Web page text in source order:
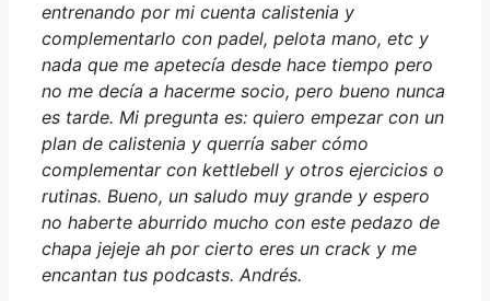
entrenando por mi cuenta calistenia y
complementarlo con padel, pelota mano, etc y
nada que me apetecía desde hace tiempo pero
no me decía a hacerme socio, pero bueno nunca
es tarde. Mi pregunta es: quiero empezar con un
plan de calistenia y querría saber cómo
complementar con kettlebell y otros ejercicios o
rutinas. Bueno, un saludo muy grande y espero
no haberte aburrido mucho con este pedazo de
chapa jejeje ah por cierto eres un crack y me
encantan tus podcasts. Andrés.